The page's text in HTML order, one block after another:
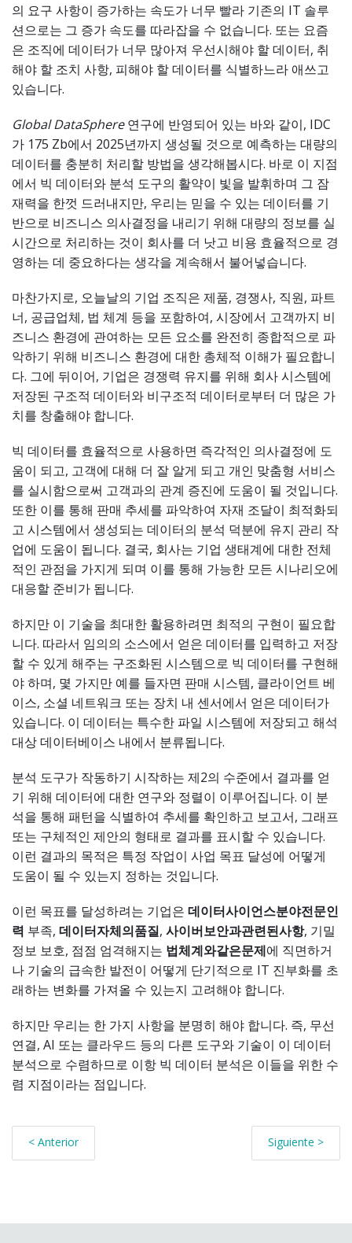
의 요구 사항이 증가하는 속도가 너무 빨라 기존의 IT 솔루
션으로는 그 증가 속도를 따라잡을 수 없습니다. 또는 요즘
은 조직에 데이터가 너무 많아져 우선시해야 할 데이터, 취
해야 할 조치 사항, 피해야 할 데이터를 식별하느라 애쓰고
있습니다.
Global DataSphere연구에 반영되어 있는 바와 같이, IDC
가 175 Zb에서 2025년까지 생성될 것으로 예측하는 대량의
데이터를 충분히 처리할 방법을 생각해봅시다. 바로 이 지점
에서 빅 데이터와 분석 도구의 활약이 빛을 발휘하며 그 잠
재력을 한껏 드러내지만, 우리는 믿을 수 있는 데이터를 기
반으로 비즈니스 의사결정을 내리기 위해 대량의 정보를 실
시간으로 처리하는 것이 회사를 더 낫고 비용 효율적으로 경
영하는 데 중요하다는 생각을 계속해서 불어넣습니다.
마찬가지로, 오늘날의 기업 조직은 제품, 경쟁사, 직원, 파트
너, 공급업체, 법 체계 등을 포함하여, 시장에서 고객까지 비
즈니스 환경에 관여하는 모든 요소를 완전히 종합적으로 파
악하기 위해 비즈니스 환경에 대한 총체적 이해가 필요합니
다. 그에 뒤이어, 기업은 경쟁력 유지를 위해 회사 시스템에
저장된 구조적 데이터와 비구조적 데이터로부터 더 많은 가
치를 창출해야 합니다.
빅 데이터를 효율적으로 사용하면 즉각적인 의사결정에 도
움이 되고, 고객에 대해 더 잘 알게 되고 개인 맞춤형 서비스
를 실시함으로써 고객과의 관계 증진에 도움이 될 것입니다.
또한 이를 통해 판매 추세를 파악하여 자재 조달이 최적화되
고 시스템에서 생성되는 데이터의 분석 덕분에 유지 관리 작
업에 도움이 됩니다. 결국, 회사는 기업 생태계에 대한 전체
적인 관점을 가지게 되며 이를 통해 가능한 모든 시나리오에
대응할 준비가 됩니다.
하지만 이 기술을 최대한 활용하려면 최적의 구현이 필요합
니다. 따라서 임의의 소스에서 얻은 데이터를 입력하고 저장
할 수 있게 해주는 구조화된 시스템으로 빅 데이터를 구현해
야 하며, 몇 가지만 예를 들자면 판매 시스템, 클라이언트 베
이스, 소셜 네트워크 또는 장치 내 센서에서 얻은 데이터가
있습니다. 이 데이터는 특수한 파일 시스템에 저장되고 해석
대상 데이터베이스 내에서 분류됩니다.
분석 도구가 작동하기 시작하는 제2의 수준에서 결과를 얻
기 위해 데이터에 대한 연구와 정렬이 이루어집니다. 이 분
석을 통해 패턴을 식별하여 추세를 확인하고 보고서, 그래프
또는 구체적인 제안의 형태로 결과를 표시할 수 있습니다.
이런 결과의 목적은 특정 작업이 사업 목표 달성에 어떻게
도움이 될 수 있는지 정하는 것입니다.
이런 목표를 달성하려는 기업은 데이터사이언스분야전문인
력 부족, 데이터자체의품질, 사이버보안과관련된사항, 기밀
정보 보호, 점점 엄격해지는 법체계와같은문제에 직면하거
나 기술의 급속한 발전이 어떻게 단기적으로 IT 진부화를 초
래하는 변화를 가져올 수 있는지 고려해야 합니다.
하지만 우리는 한 가지 사항을 분명히 해야 합니다. 즉, 무선
연결, AI 또는 클라우드 등의 다른 도구와 기술이 이 데이터
분석으로 수렴하므로 이항 빅 데이터 분석은 이들을 위한 수
렴 지점이라는 점입니다.
< Anterior Siguiente >